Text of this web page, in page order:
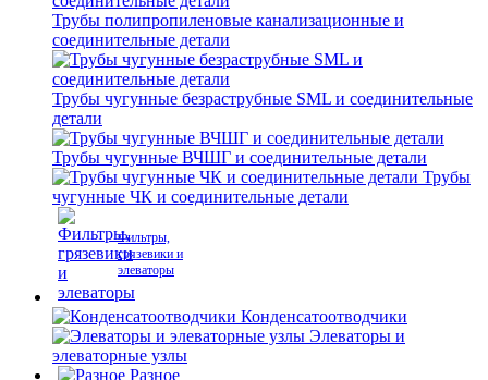
Трубы полипропиленовые канализационные и
соединительные детали
Трубы чугунные безраструбные SML и соединительные
детали
Трубы чугунные ВЧШГ и соединительные детали
Трубы
чугунные ЧК и соединительные детали
Фильтры,
грязевики и
элеваторы
Конденсатоотводчики
Элеваторы и
элеваторные узлы
Разное